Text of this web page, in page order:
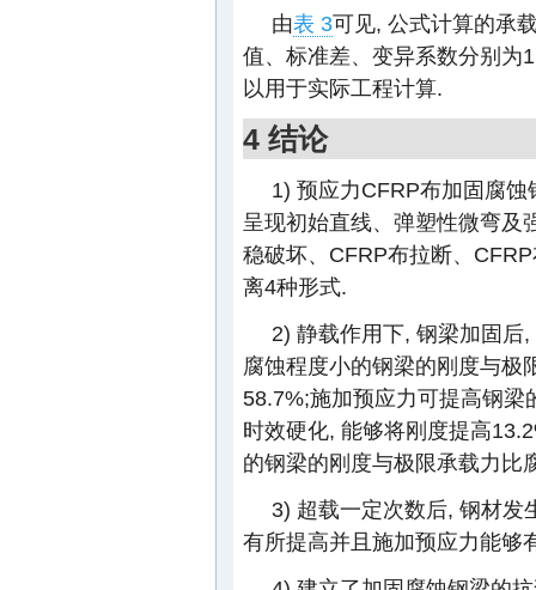
由表 3可见, 公式计算的承
值、标准差、变异系数分别为
以用于实际工程计算.
4 结论
1) 预应力CFRP布加固腐
呈现初始直线、弹塑性微弯及
稳破坏、CFRP布拉断、
离4种形式.
2) 静载作用下, 钢梁加固后
腐蚀程度小的钢梁的刚度与极
58.7%;施加预应力可提高钢
时效硬化, 能够将刚度提高
的钢梁的刚度与极限承载力比
3) 超载一定次数后, 钢材发
有所提高并且施加预应力能够